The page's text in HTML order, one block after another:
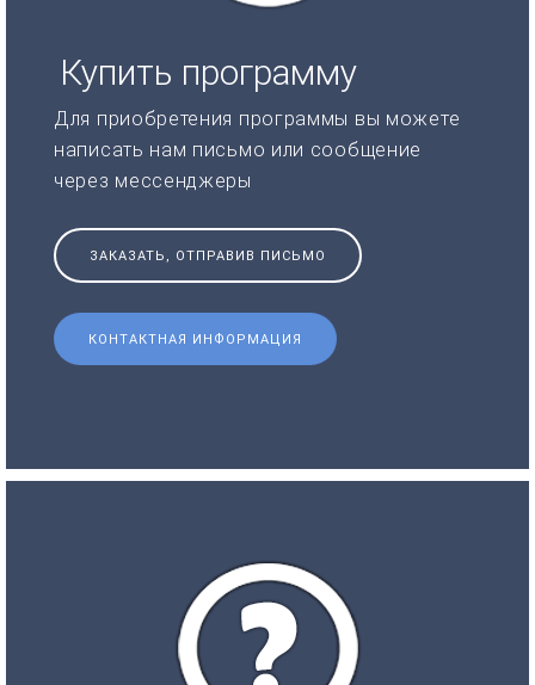
Купить программу
Для приобретения программы вы можете
написать нам письмо или сообщение
через мессенджеры
ЗАКАЗАТЬ, ОТПРАВИВ ПИСЬМО
КОНТАКТНАЯ ИНФОРМАЦИЯ